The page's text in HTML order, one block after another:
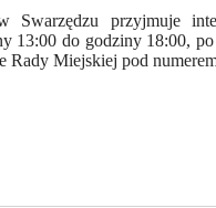
Swarzędzu przyjmuje
13:00 do godziny 18:00,
Rady Miejskiej pod